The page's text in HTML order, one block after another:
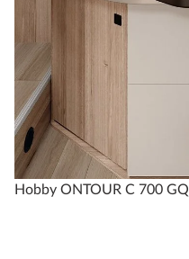
Hobby ONTOUR C 700 GQ